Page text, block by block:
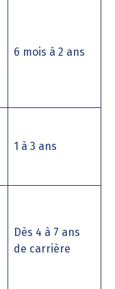
6 mois à 2 ans
1 à 3 ans
Dès 4 à 7 ans
de carrière